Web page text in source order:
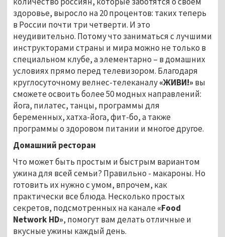
здоровье, выросло на 20 процентов: таких теперь
в России почти три четверти. И это
неудивительно. Потому что заниматься с лучшими
инструкторами страны и мира можно не только в
специальном клубе, а элементарно – в домашних
условиях прямо перед телевизором. Благодаря
круглосуточному велнес-телеканалу«ЖИВИ!» вы
сможете освоить более 50 модных направлений:
йога, пилатес, танцы, программы для
беременных, хатха-йога, фит-бо, а также
программы о здоровом питании и многое другое.
Домашний ресторан
Что может быть простым и быстрым вариантом
ужина для всей семьи? Правильно - макароны. Но
готовить их нужно с умом, впрочем, как
практически все блюда. Несколько простых
секретов, подсмотренных на канале «Food
Network HD», помогут вам делать отличные и
вкусные ужины каждый день.